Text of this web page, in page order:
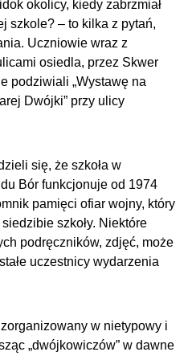
okolicy, kiedy zabrzmiał
szkole? – to kilka z pytań,
Uczniowie wraz z
osiedla, przez Skwer
podziwiali „Wystawę na
Dwójki” przy ulicy
się, że szkoła w
Bór funkcjonuje od 1974
pamięci ofiar wojny, który
szkoły. Niektóre
podręczników, zdjęć, może
uczestnicy wydarzenia
w nietypowy i
„dwójkowiczów” w dawne